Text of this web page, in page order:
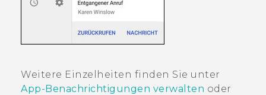
Weitere Einzelheiten finden Sie unter
App-Benachrichtigungen verwalten oder